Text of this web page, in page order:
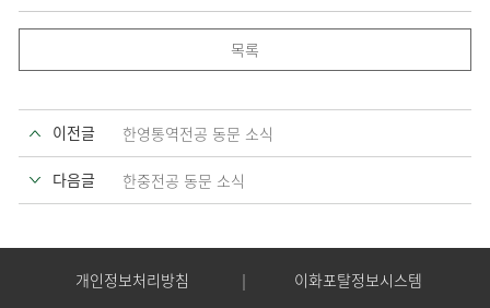
목록
이전글 한영통역전공 동문 소식
다음글 한중전공 동문 소식
개인정보처리방침
이화포탈정보시스템